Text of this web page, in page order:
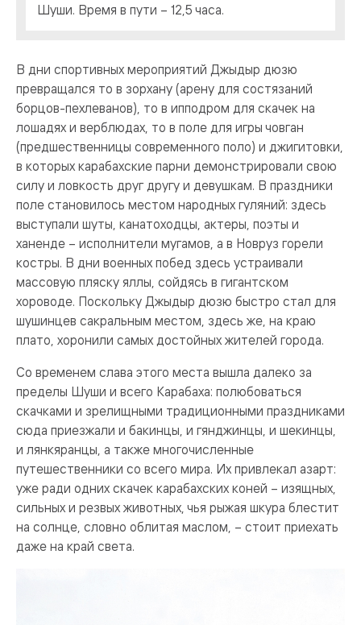
Шуши. Время в пути – 12,5 часа.
В дни спортивных мероприятий Джыдыр дюзю
превращался то в зорхану (арену для состязаний
борцов-пехлеванов), то в ипподром для скачек на
лошадях и верблюдах, то в поле для игры човган
(предшественницы современного поло) и джигитовки,
в которых карабахские парни демонстрировали свою
силу и ловкость друг другу и девушкам. В праздники
поле становилось местом народных гуляний: здесь
выступали шуты, канатоходцы, актеры, поэты и
ханенде – исполнители мугамов, а в Новруз горели
костры. В дни военных побед здесь устраивали
массовую пляску яллы, сойдясь в гигантском
хороводе. Поскольку Джыдыр дюзю быстро стал для
шушинцев сакральным местом, здесь же, на краю
плато, хоронили самых достойных жителей города.
Со временем слава этого места вышла далеко за
пределы Шуши и всего Карабаха: полюбоваться
скачками и зрелищными традиционными праздниками
сюда приезжали и бакинцы, и гянджинцы, и шекинцы,
и лянкяранцы, а также многочисленные
путешественники со всего мира. Их привлекал азарт:
уже ради одних скачек карабахских коней – изящных,
сильных и резвых животных, чья рыжая шкура блестит
на солнце, словно облитая маслом, – стоит приехать
даже на край света.